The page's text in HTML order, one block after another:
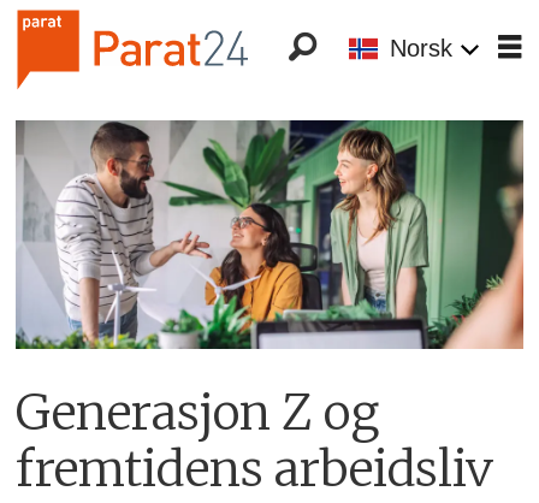
Norsk
Generasjon Z og
fremtidens arbeidsliv